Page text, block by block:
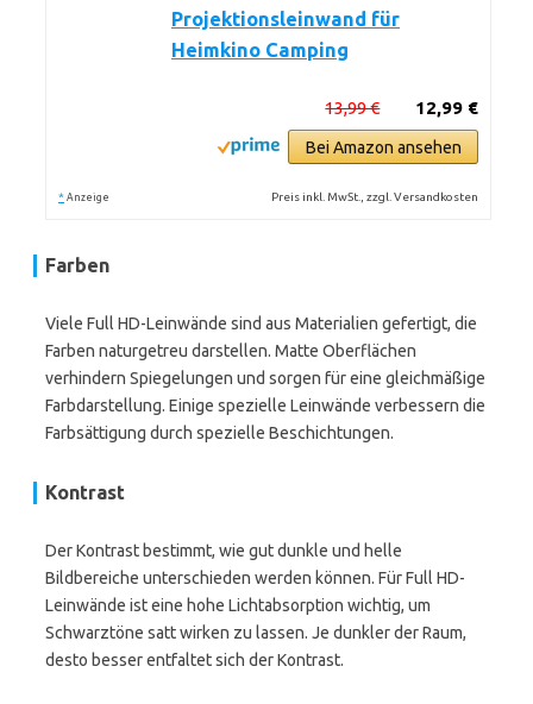
Projektionsleinwand für
Heimkino Camping
12,99 €
13,99 €
Bei Amazon ansehen
* Anzeige Preis inkl. MwSt., zzgl. Versandkosten
Farben
Viele Full HD-Leinwände sind aus Materialien gefertigt, die
Farben naturgetreu darstellen. Matte Oberflächen
verhindern Spiegelungen und sorgen für eine gleichmäßige
Farbdarstellung. Einige spezielle Leinwände verbessern die
Farbsättigung durch spezielle Beschichtungen.
Kontrast
Der Kontrast bestimmt, wie gut dunkle und helle
Bildbereiche unterschieden werden können. Für Full HD-
Leinwände ist eine hohe Lichtabsorption wichtig, um
Schwarztöne satt wirken zu lassen. Je dunkler der Raum,
desto besser entfaltet sich der Kontrast.